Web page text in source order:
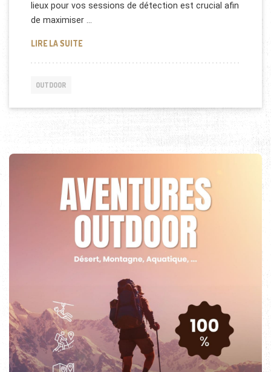
lieux pour vos sessions de détection est crucial afin
de maximiser …
LIRE LA SUITEEXPLORATION DES MEILLEURS LIEUX POUR LA
OUTDOOR